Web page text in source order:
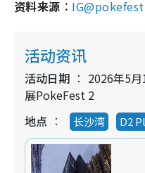
资料来源︰
活动资讯
活动日期
2026年5
展PokeFest 2
地点
长沙湾 D2